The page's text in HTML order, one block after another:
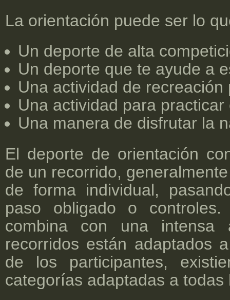
La orientación puede ser lo
Un deporte de alta
Un deporte que te ayude a
Una actividad de
Una actividad para
Una manera de disfrutar la
El deporte de orientación
de un recorrido,
de forma individual,
paso obligado o
combina con una intensa
recorridos están adaptados
de los participantes,
categorías adaptadas a todas